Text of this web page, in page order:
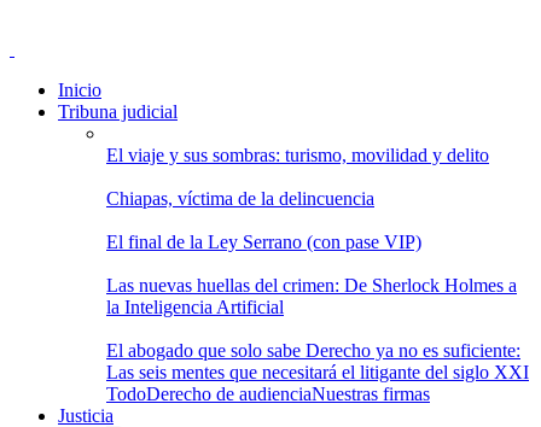
Inicio
Tribuna judicial
El viaje y sus sombras: turismo, movilidad y delito
Chiapas, víctima de la delincuencia
El final de la Ley Serrano (con pase VIP)
Las nuevas huellas del crimen: De Sherlock Holmes a
la Inteligencia Artificial
El abogado que solo sabe Derecho ya no es suficiente:
Las seis mentes que necesitará el litigante del siglo XXI
TodoDerecho de audienciaNuestras firmas
Justicia